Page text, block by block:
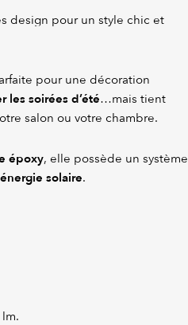
design pour un style chic et
pour une décoration
soirées d’été…mais tient
salon ou votre chambre.
époxy, elle possède un système
solaire.